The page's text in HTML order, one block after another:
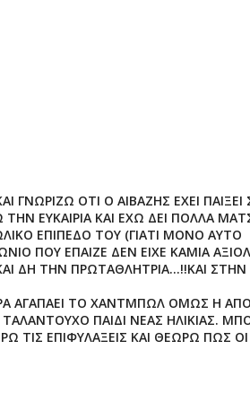
ΓΝΩΡΙΖΩ ΟΤΙ Ο ΑΙΒΑΖΗΣ ΕΧΕΙ ΠΑΙΞΕΙ
ΕΥΚΑΙΡΙΑ ΚΑΙ ΕΧΩ ΔΕΙ ΠΟΛΛΑ
ΕΠΙΠΕΔΟ ΤΟΥ (ΓΙΑΤΙ ΜΟΝΟ ΑΥΤΟ
ΠΟΥ ΕΠΑΙΖΕ ΔΕΝ ΕΙΧΕ ΚΑΜΙΑ
ΔΗ ΤΗΝ ΠΡΩΤΑΘΛΗΤΡΙΑ...!!ΚΑΙ ΣΤΗΝ
ΑΓΑΠΑΕΙ ΤΟ ΧΑΝΤΜΠΩΛ ΟΜΩΣ Η
ΠΑΙΔΙ ΝΕΑΣ ΗΛΙΚΙΑΣ.
ΤΙΣ ΕΠΙΦΥΛΑΞΕΙΣ ΚΑΙ ΘΕΩΡΩ ΠΩΣ ΟΙ